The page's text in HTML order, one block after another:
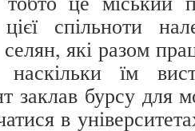
спільноти
які разом
наскільки їм
заклав бурсу для
в